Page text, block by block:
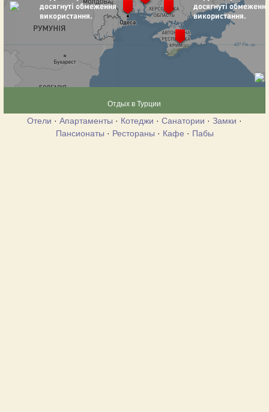
Отдых в Турции
Отели · Апартаменты · Котеджи · Санатории · Замки ·
Пансионаты · Рестораны · Кафе · Пабы